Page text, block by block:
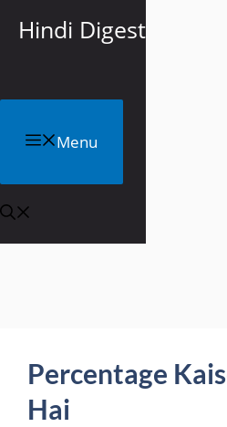
Hindi Digest
Menu
Percentage
Hai